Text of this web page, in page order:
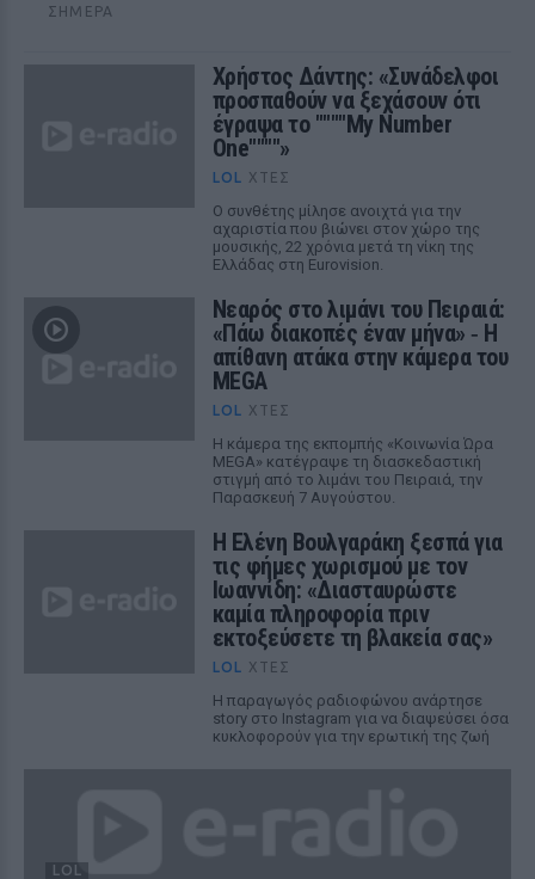
ΣΉΜΕΡΑ
Χρήστος Δάντης: «Συνάδελφοι
προσπαθούν να ξεχάσουν ότι
έγραψα το """"My Number
One""""»
LOL ΧΤΕΣ
Ο συνθέτης μίλησε ανοιχτά για την
αχαριστία που βιώνει στον χώρο της
μουσικής, 22 χρόνια μετά τη νίκη της
Ελλάδας στη Eurovision.
Νεαρός στο λιμάνι του Πειραιά:
«Πάω διακοπές έναν μήνα» ‑ Η
απίθανη ατάκα στην κάμερα του
MEGA
LOL ΧΤΕΣ
Η κάμερα της εκπομπής «Κοινωνία Ώρα
MEGA» κατέγραψε τη διασκεδαστική
στιγμή από το λιμάνι του Πειραιά, την
Παρασκευή 7 Αυγούστου.
Η Ελένη Βουλγαράκη ξεσπά για
τις φήμες χωρισμού με τον
Ιωαννίδη: «Διασταυρώστε
καμία πληροφορία πριν
εκτοξεύσετε τη βλακεία σας»
LOL ΧΤΕΣ
Η παραγωγός ραδιοφώνου ανάρτησε
story στο Instagram για να διαψεύσει όσα
κυκλοφορούν για την ερωτική της ζωή
LOL